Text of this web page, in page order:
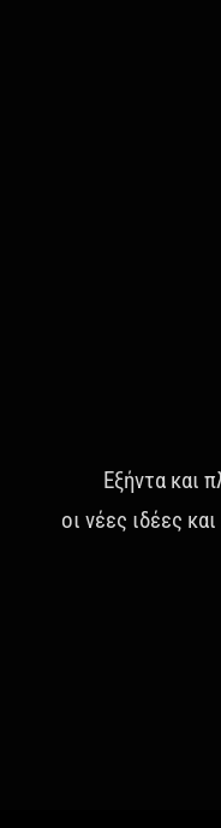
Εξήντα και
οι νέες ιδέες